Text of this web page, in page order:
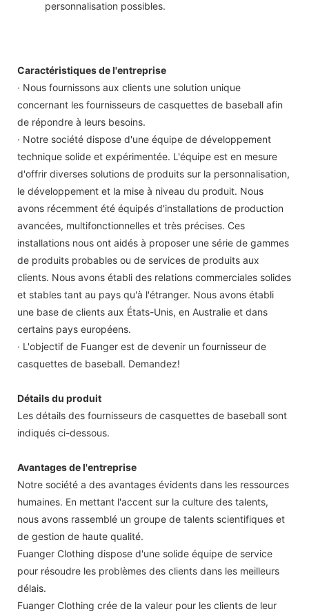
personnalisation possibles.
Caractéristiques de l'entreprise
· Nous fournissons aux clients une solution unique
concernant les fournisseurs de casquettes de baseball afin
de répondre à leurs besoins.
· Notre société dispose d'une équipe de développement
technique solide et expérimentée. L'équipe est en mesure
d'offrir diverses solutions de produits sur la personnalisation,
le développement et la mise à niveau du produit. Nous
avons récemment été équipés d'installations de production
avancées, multifonctionnelles et très précises. Ces
installations nous ont aidés à proposer une série de gammes
de produits probables ou de services de produits aux
clients. Nous avons établi des relations commerciales solides
et stables tant au pays qu'à l'étranger. Nous avons établi
une base de clients aux États-Unis, en Australie et dans
certains pays européens.
· L'objectif de Fuanger est de devenir un fournisseur de
casquettes de baseball. Demandez!
Détails du produit
Les détails des fournisseurs de casquettes de baseball sont
indiqués ci-dessous.
Avantages de l'entreprise
Notre société a des avantages évidents dans les ressources
humaines. En mettant l'accent sur la culture des talents,
nous avons rassemblé un groupe de talents scientifiques et
de gestion de haute qualité.
Fuanger Clothing dispose d'une solide équipe de service
pour résoudre les problèmes des clients dans les meilleurs
délais.
Fuanger Clothing crée de la valeur pour les clients de leur